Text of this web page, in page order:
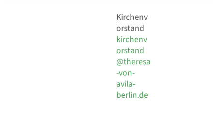
Kirchenv
orstand
kirchenv
orstand
@theresa
-von-
avila-
berlin.de